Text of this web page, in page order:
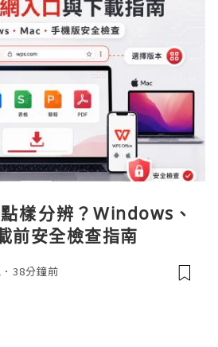
樣分辨？Windows、
前安全檢查指南
38分鐘前